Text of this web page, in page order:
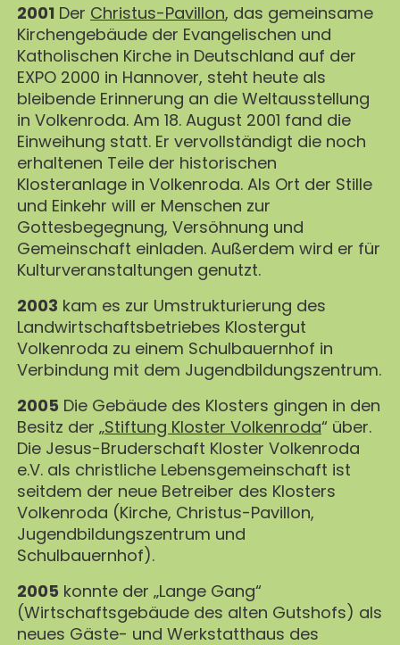
2001 Der Christus-Pavillon, das gemeinsame
Kirchengebäude der Evangelischen und
Katholischen Kirche in Deutschland auf der
EXPO 2000 in Hannover, steht heute als
bleibende Erinnerung an die Weltausstellung
in Volkenroda. Am 18. August 2001 fand die
Einweihung statt. Er vervollständigt die noch
erhaltenen Teile der historischen
Klosteranlage in Volkenroda. Als Ort der Stille
und Einkehr will er Menschen zur
Gottesbegegnung, Versöhnung und
Gemeinschaft einladen. Außerdem wird er für
Kulturveranstaltungen genutzt.
2003 kam es zur Umstrukturierung des
Landwirtschaftsbetriebes Klostergut
Volkenroda zu einem Schulbauernhof in
Verbindung mit dem Jugendbildungszentrum.
2005 Die Gebäude des Klosters gingen in den
Besitz der „Stiftung Kloster Volkenroda“ über.
Die Jesus-Bruderschaft Kloster Volkenroda
e.V. als christliche Lebensgemeinschaft ist
seitdem der neue Betreiber des Klosters
Volkenroda (Kirche, Christus-Pavillon,
Jugendbildungszentrum und
Schulbauernhof).
2005 konnte der „Lange Gang“
(Wirtschaftsgebäude des alten Gutshofs) als
neues Gäste- und Werkstatthaus des